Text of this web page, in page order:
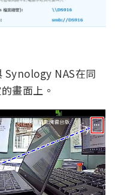
Synology NAS在同
畫面上。